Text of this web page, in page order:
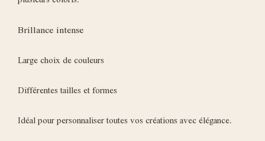
Brillance intense
Large choix de couleurs
Différentes tailles et formes
Idéal pour personnaliser toutes vos créations avec élégance.